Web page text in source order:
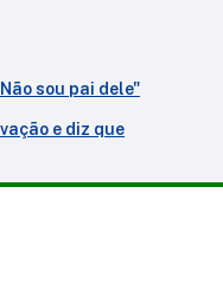
sou pai dele"
e diz que